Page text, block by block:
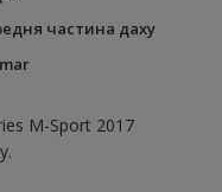
частина даху
M-Sport 2017